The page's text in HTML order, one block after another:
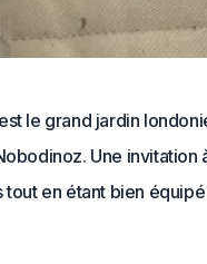
le grand jardin
Une invitation
tout en étant bien